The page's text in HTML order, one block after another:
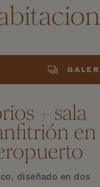
+ sala
en
diseñado en dos